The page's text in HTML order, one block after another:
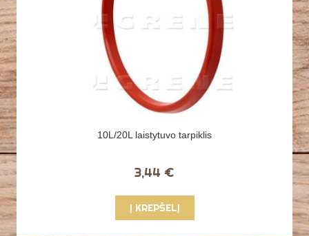
10L/20L laistytuvo tarpiklis
3,44 €
Į KREPŠELĮ